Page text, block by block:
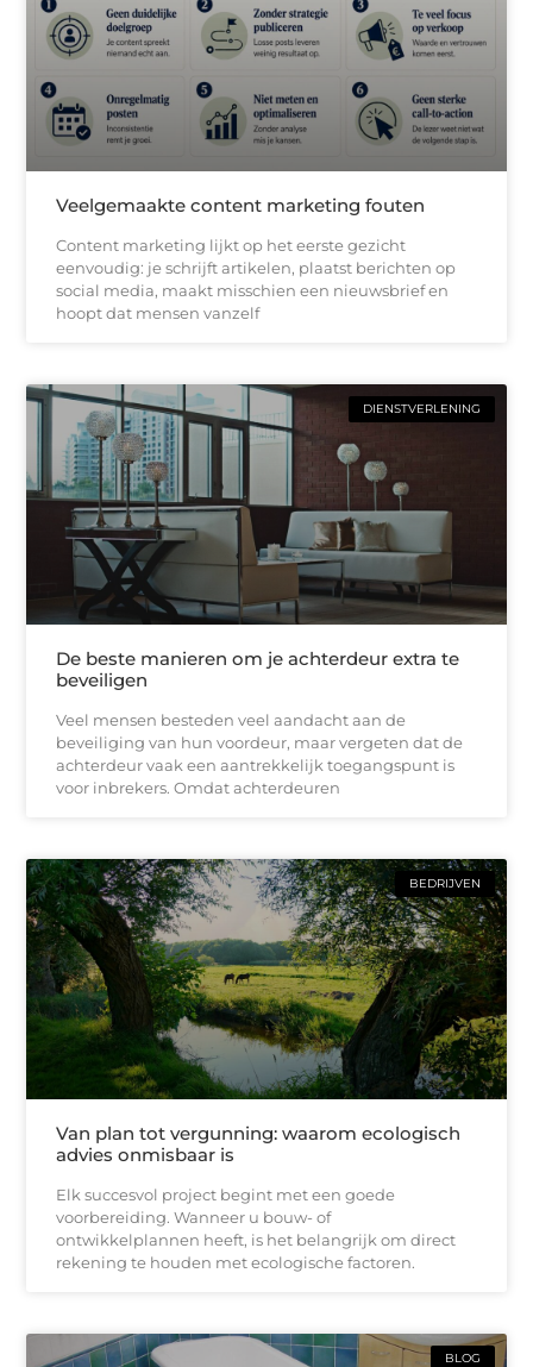
Veelgemaakte content marketing fouten
Content marketing lijkt op het eerste gezicht
eenvoudig: je schrijft artikelen, plaatst berichten op
social media, maakt misschien een nieuwsbrief en
hoopt dat mensen vanzelf
DIENSTVERLENING
De beste manieren om je achterdeur extra te
beveiligen
Veel mensen besteden veel aandacht aan de
beveiliging van hun voordeur, maar vergeten dat de
achterdeur vaak een aantrekkelijk toegangspunt is
voor inbrekers. Omdat achterdeuren
BEDRIJVEN
Van plan tot vergunning: waarom ecologisch
advies onmisbaar is
Elk succesvol project begint met een goede
voorbereiding. Wanneer u bouw- of
ontwikkelplannen heeft, is het belangrijk om direct
rekening te houden met ecologische factoren.
BLOG